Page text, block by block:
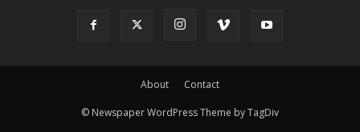
About Contact
© Newspaper WordPress Theme by TagDiv